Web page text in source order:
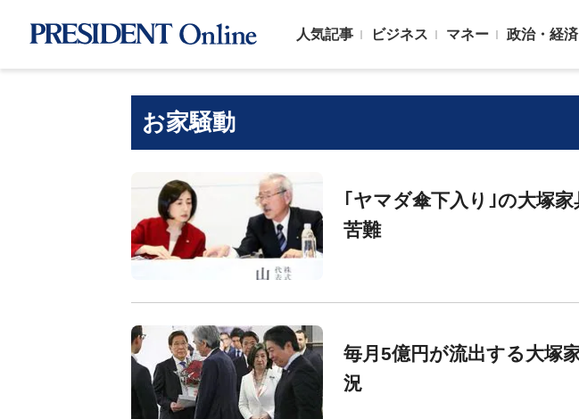
人気記事 ビジネス マネー 政治・経済
お家騒動
｢ヤマダ傘下入り｣の大塚
苦難
毎月5億円が流出する大塚
況